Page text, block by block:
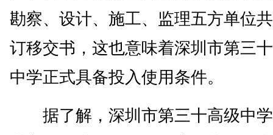
勘察、设计、施工、监理五方单位
订移交书，这也意味着深圳市第三
中学正式具备投入使用条件。
据了解，深圳市第三十高级中